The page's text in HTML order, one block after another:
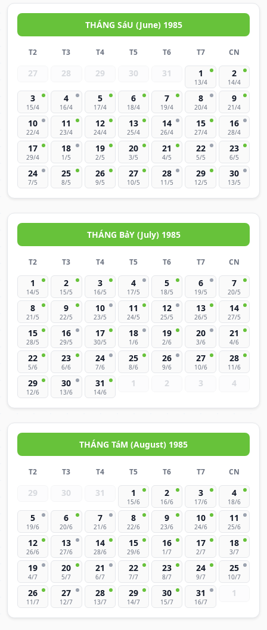
THÁNG SáU (June) 1985
T2 T3 T4 T5 T6 T7 CN
27 28 29 30 31 1
13/4
2
14/4
3
15/4
4
16/4
5
17/4
6
18/4
7
19/4
8
20/4
9
21/4
10
22/4
11
23/4
12
24/4
13
25/4
14
26/4
15
27/4
16
28/4
17
29/4
18
1/5
19
2/5
20
3/5
21
4/5
22
5/5
23
6/5
24
7/5
25
8/5
26
9/5
27
10/5
28
11/5
29
12/5
30
13/5
THÁNG BảY (July) 1985
T2 T3 T4 T5 T6 T7 CN
1
14/5
2
15/5
3
16/5
4
17/5
5
18/5
6
19/5
7
20/5
8
21/5
9
22/5
10
23/5
11
24/5
12
25/5
13
26/5
14
27/5
15
28/5
16
29/5
17
30/5
18
1/6
19
2/6
20
3/6
21
4/6
22
5/6
23
6/6
24
7/6
25
8/6
26
9/6
27
10/6
28
11/6
29
12/6
30
13/6
31
14/6
1 2 3 4
THÁNG TáM (August) 1985
T2 T3 T4 T5 T6 T7 CN
29 30 31 1
15/6
2
16/6
3
17/6
4
18/6
5
19/6
6
20/6
7
21/6
8
22/6
9
23/6
10
24/6
11
25/6
12
26/6
13
27/6
14
28/6
15
29/6
16
1/7
17
2/7
18
3/7
19
4/7
20
5/7
21
6/7
22
7/7
23
8/7
24
9/7
25
10/7
26
11/7
27
12/7
28
13/7
29
14/7
30
15/7
31
16/7
1